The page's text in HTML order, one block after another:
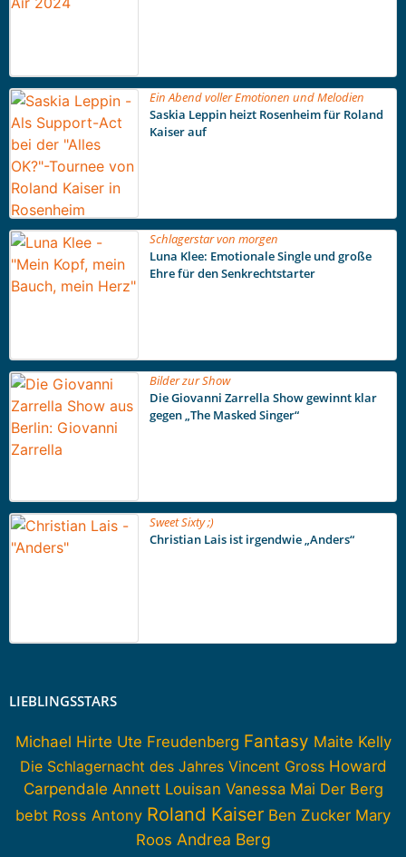
Ein Abend voller Emotionen und Melodien
Saskia Leppin heizt Rosenheim für Roland
Kaiser auf
Schlagerstar von morgen
Luna Klee: Emotionale Single und große
Ehre für den Senkrechtstarter
Bilder zur Show
Die Giovanni Zarrella Show gewinnt klar
gegen „The Masked Singer“
Sweet Sixty ;)
Christian Lais ist irgendwie „Anders“
LIEBLINGSSTARS
Michael Hirte Ute Freudenberg Fantasy Maite Kelly
Die Schlagernacht des Jahres Vincent Gross Howard
Carpendale Annett Louisan Vanessa Mai Der Berg
bebt Ross Antony Roland Kaiser Ben Zucker Mary
Roos Andrea Berg